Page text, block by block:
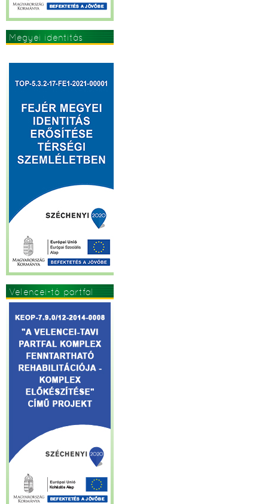
Megyei identitás
Velencei-tó partfal